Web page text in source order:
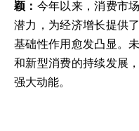
颖： 今年以来，消费市
潜力，为经济增长提供
基础性作用愈发凸显。
和新型消费的持续发展
强大动能。